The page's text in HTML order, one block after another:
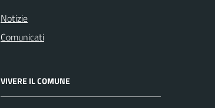
Notizie
Comunicati
VIVERE IL COMUNE